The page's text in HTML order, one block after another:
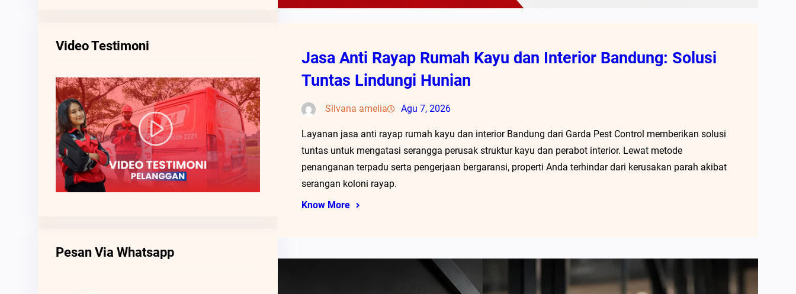
Video Testimoni
Pesan Via Whatsapp
Jasa Anti Rayap Rumah Kayu dan Interior Bandung: Solusi
Tuntas Lindungi Hunian
Silvana amelia Agu 7, 2026
Layanan jasa anti rayap rumah kayu dan interior Bandung dari Garda Pest Control memberikan solusi
tuntas untuk mengatasi serangga perusak struktur kayu dan perabot interior. Lewat metode
penanganan terpadu serta pengerjaan bergaransi, properti Anda terhindar dari kerusakan parah akibat
serangan koloni rayap.
Know More